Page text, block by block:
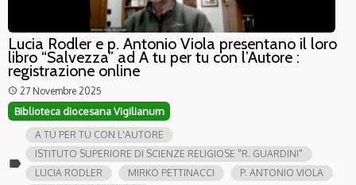
Lucia Rodler e p. Antonio Viola presentano il loro
libro “Salvezza” ad A tu per tu con l’Autore :
registrazione online
access_time 27 Novembre 2025
Biblioteca diocesana Vigilianum
label
A TU PER TU CON L'AUTORE
ISTITUTO SUPERIORE DI SCIENZE RELIGIOSE "R. GUARDINI"
LUCIA RODLER
MIRKO PETTINACCI
P. ANTONIO VIOLA